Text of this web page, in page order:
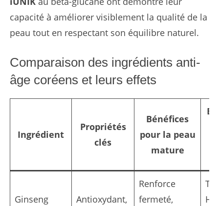
capacité à améliorer visiblement la qualité de la
peau tout en respectant son équilibre naturel.
Comparaison des ingrédients anti-
âge coréens et leurs effets
Ingrédient
Propriétés
clés
Bénéfices
pour la peau
mature
Ginseng
Antioxydant,
Renforce
fermeté,